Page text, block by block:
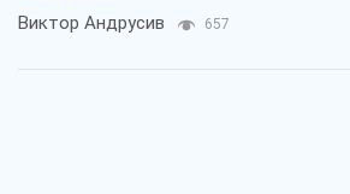
Виктор Андрусив 657